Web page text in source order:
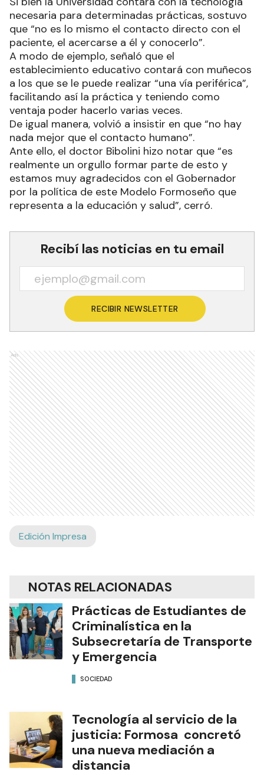
necesaria para determinadas prácticas, sostuvo
que “no es lo mismo el contacto directo con el
paciente, el acercarse a él y conocerlo”.
A modo de ejemplo, señaló que el
establecimiento educativo contará con muñecos
a los que se le puede realizar “una vía periférica”,
facilitando así la práctica y teniendo como
ventaja poder hacerlo varias veces.
De igual manera, volvió a insistir en que “no hay
nada mejor que el contacto humano”.
Ante ello, el doctor Bibolini hizo notar que “es
realmente un orgullo formar parte de esto y
estamos muy agradecidos con el Gobernador
por la política de este Modelo Formoseño que
representa a la educación y salud”, cerró.
Recibí las noticias en tu email
RECIBIR NEWSLETTER
Ads
Edición Impresa
NOTAS RELACIONADAS
Prácticas de Estudiantes de
Criminalística en la
Subsecretaría de Transporte
y Emergencia
SOCIEDAD
Tecnología al servicio de la
justicia: Formosa concretó
una nueva mediación a
distancia